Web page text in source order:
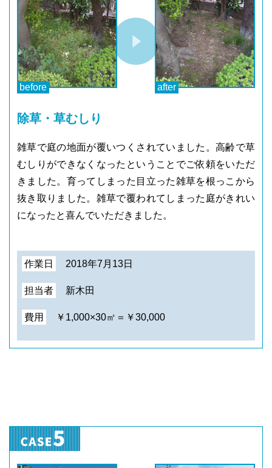
除草・草むしり
雑草で庭の地面が覆いつくされていました。高齢で草
むしりができなくなったということでご依頼をいただ
きました。育ってしまった目立った雑草を根っこから
抜き取りました。雑草で覆われてしまった庭がきれい
になったと喜んでいただきました。
作業日 2018年7月13日
担当者 新木田
費用 ￥1,000×30㎡＝￥30,000